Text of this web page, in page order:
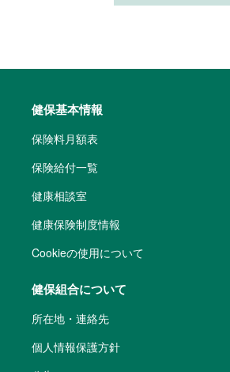
健保基本情報
保険料月額表
保険給付一覧
健康相談室
健康保険制度情報
Cookieの使用について
健保組合について
所在地・連絡先
個人情報保護方針